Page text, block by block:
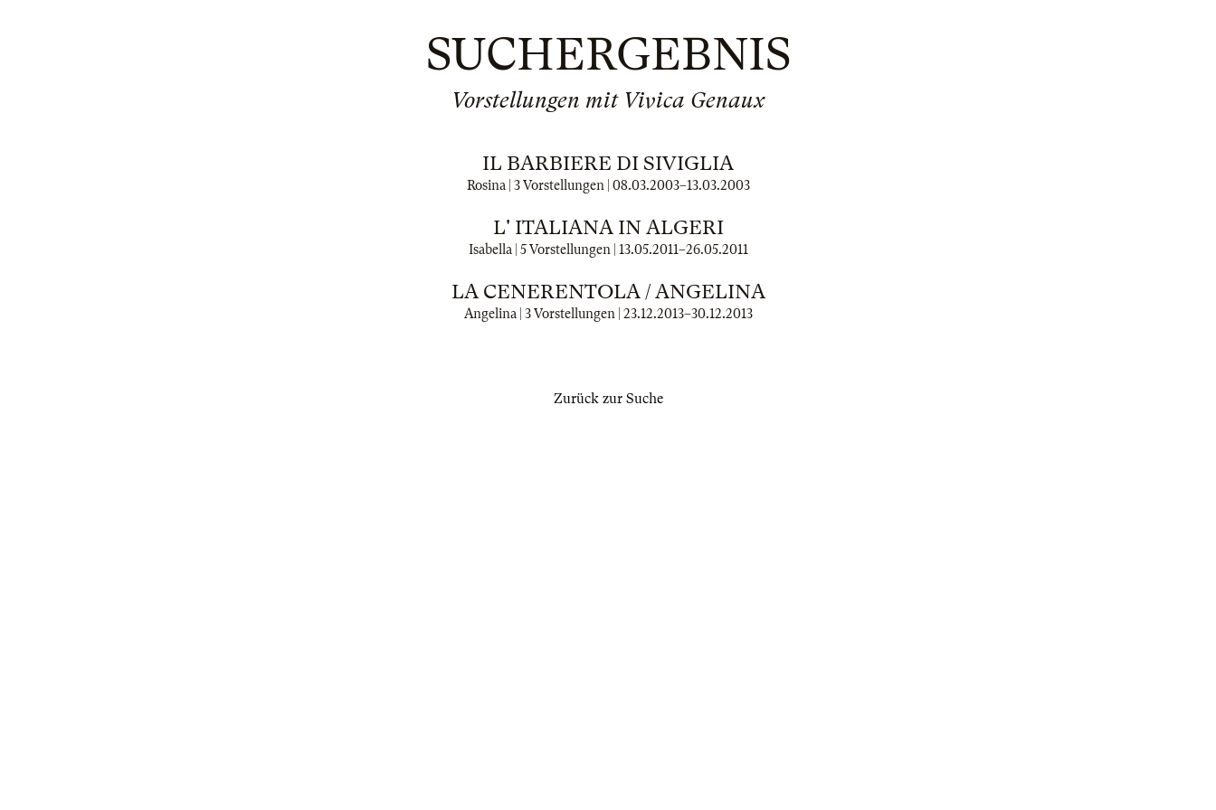
SUCHERGEBNIS
Vorstellungen mit Vivica Genaux
IL BARBIERE DI SIVIGLIA
Rosina | 3 Vorstellungen | 08.03.2003–13.03.2003
L' ITALIANA IN ALGERI
Isabella | 5 Vorstellungen | 13.05.2011–26.05.2011
LA CENERENTOLA / ANGELINA
Angelina | 3 Vorstellungen | 23.12.2013–30.12.2013
Zurück zur Suche